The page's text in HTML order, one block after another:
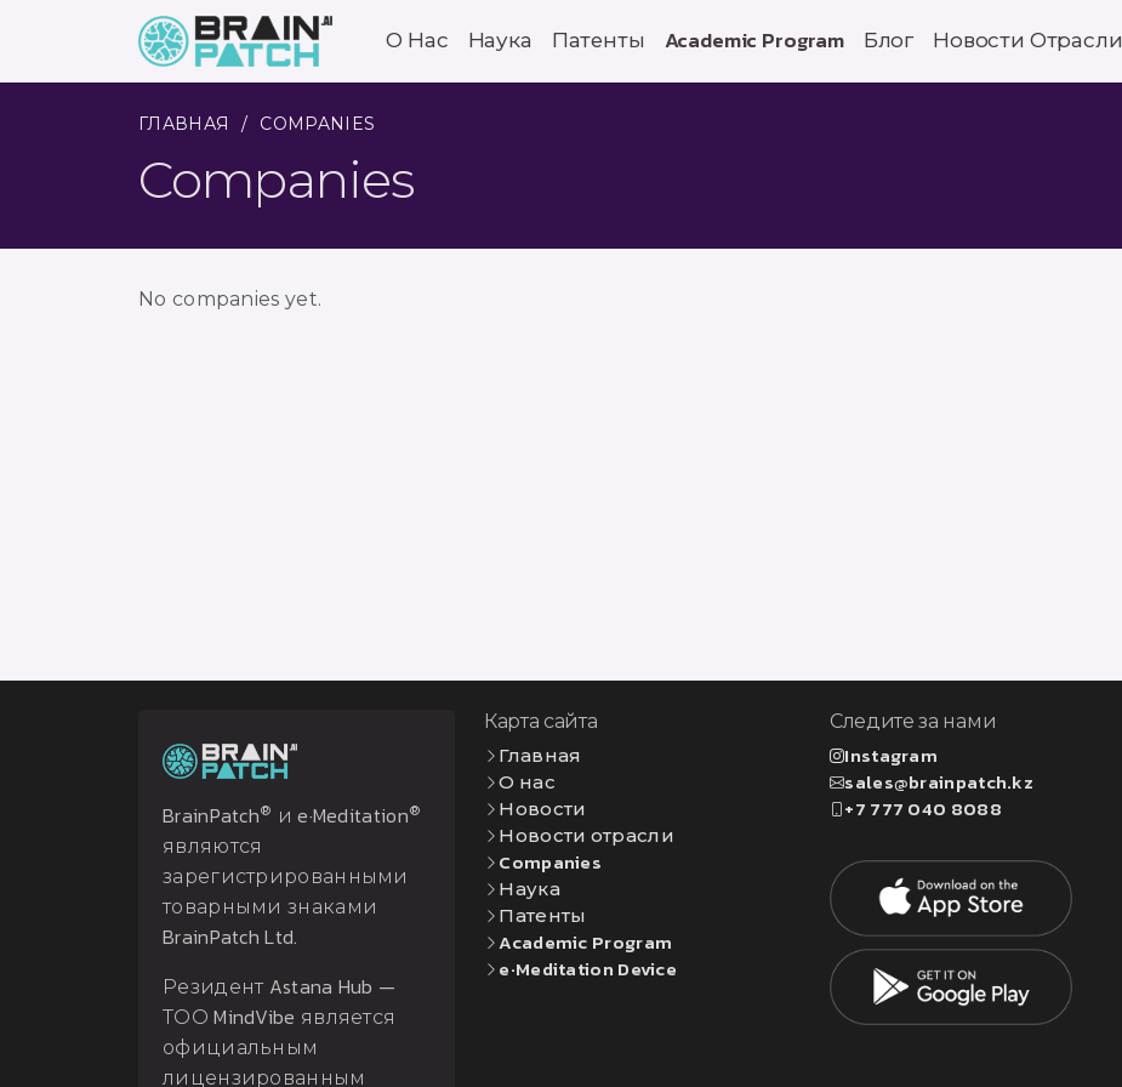
О Нас Наука Патенты Academic Program Блог Новости Отрасли
ГЛАВНАЯ COMPANIES
Companies
No companies yet.
BrainPatch® и e·Meditation®
являются
зарегистрированными
товарными знаками
BrainPatch Ltd.
Резидент Astana Hub —
ТОО MindVibe является
официальным
лицензированным
Карта сайта
Главная
О нас
Новости
Новости отрасли
Companies
Наука
Патенты
Academic Program
e·Meditation Device
Следите за нами
Instagram
sales@brainpatch.kz
+7 777 040 8088